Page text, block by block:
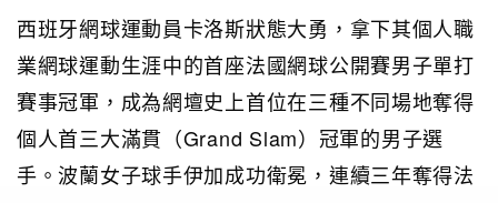
西班牙網球運動員卡洛斯狀態大勇，拿下其個人職
業網球運動生涯中的首座法國網球公開賽男子單打
賽事冠軍，成為網壇史上首位在三種不同場地奪得
個人首三大滿貫（Grand Slam）冠軍的男子選
手。波蘭女子球手伊加成功衛冕，連續三年奪得法